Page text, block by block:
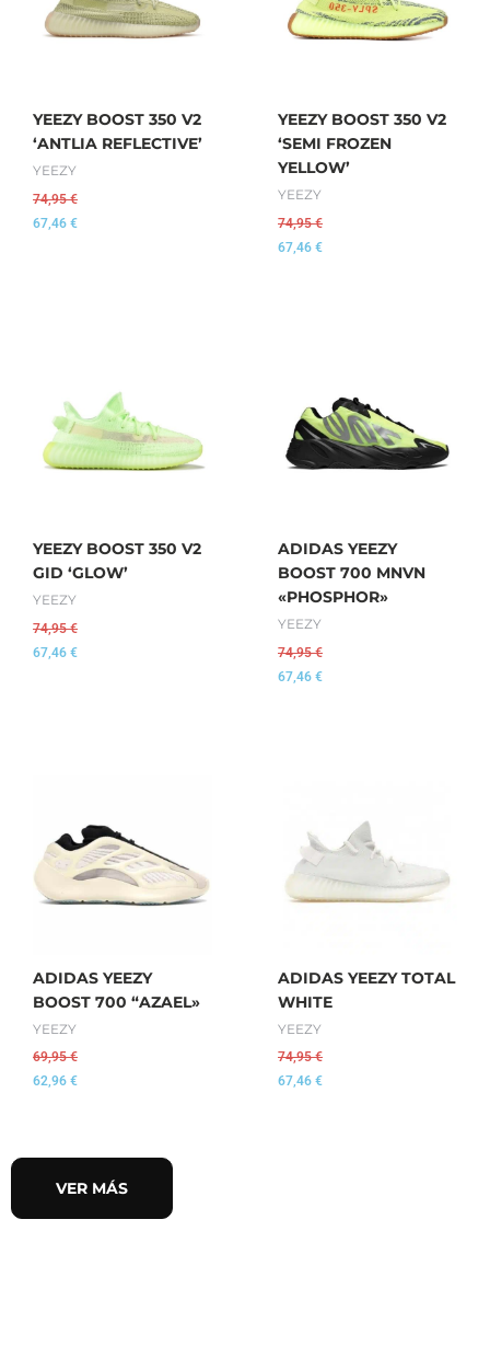
YEEZY BOOST 350 V2
‘ANTLIA REFLECTIVE’
YEEZY
74,95€
67,46 €
YEEZY BOOST 350 V2
‘SEMI FROZEN
YELLOW’
YEEZY
74,95€
67,46 €
YEEZY BOOST 350 V2
GID ‘GLOW’
YEEZY
74,95€
67,46 €
ADIDAS YEEZY
BOOST 700 MNVN
«PHOSPHOR»
YEEZY
74,95€
67,46 €
ADIDAS YEEZY
BOOST 700 “AZAEL»
YEEZY
69,95€
62,96 €
ADIDAS YEEZY TOTAL
WHITE
YEEZY
74,95€
67,46 €
VER MÁS